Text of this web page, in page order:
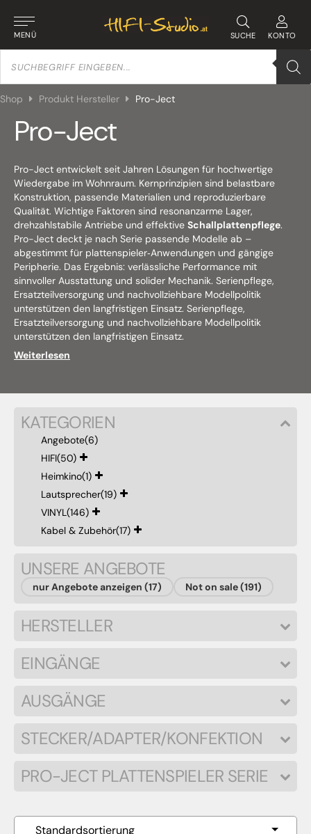
MENÜ SUCHE KONTO
Products
search
Shop Produkt Hersteller Pro-Ject
Pro-Ject
Pro-Ject entwickelt seit Jahren Lösungen für hochwertige
Wiedergabe im Wohnraum. Kernprinzipien sind belastbare
Konstruktion, passende Materialien und reproduzierbare
Qualität. Wichtige Faktoren sind resonanzarme Lager,
drehzahlstabile Antriebe und effektive Schallplattenpflege.
Pro-Ject deckt je nach Serie passende Modelle ab –
abgestimmt für plattenspieler‑Anwendungen und gängige
Peripherie. Das Ergebnis: verlässliche Performance mit
sinnvoller Ausstattung und solider Mechanik. Serienpflege,
Ersatzteilversorgung und nachvollziehbare Modellpolitik
unterstützen den langfristigen Einsatz. Serienpflege,
Ersatzteilversorgung und nachvollziehbare Modellpolitik
unterstützen den langfristigen Einsatz.
Weiterlesen
KATEGORIEN
Angebote(6)
HIFI(50)
Heimkino(1)
Lautsprecher(19)
VINYL(146)
Kabel & Zubehör(17)
UNSERE ANGEBOTE
nur Angebote anzeigen (17) Not on sale (191)
HERSTELLER
EINGÄNGE
AUSGÄNGE
STECKER/ADAPTER/KONFEKTION
PRO-JECT PLATTENSPIELER SERIE